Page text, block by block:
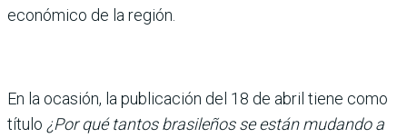
económico de la región.
En la ocasión, la publicación del 18 de abril tiene como
título ¿Por qué tantos brasileños se están mudando a